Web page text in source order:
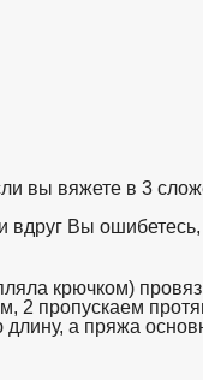
вы вяжете в 3
Вы
крючком)
пропускаем
а пряжа